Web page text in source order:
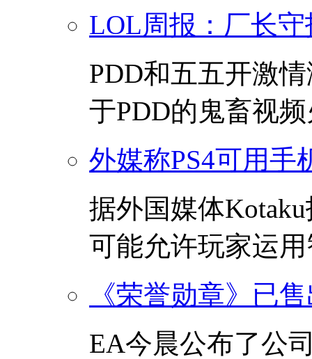
LOL周报：厂长守
PDD和五五开激
于PDD的鬼畜视
外媒称PS4可用手
据外国媒体
可能允许玩家运
《荣誉勋章》已
EA今晨公布了公